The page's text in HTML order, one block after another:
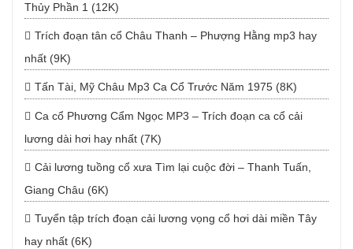
Thủy Phần 1 (12K)
Trích đoạn tân cổ Châu Thanh – Phượng Hằng mp3 hay
nhất (9K)
Tấn Tài, Mỹ Châu Mp3 Ca Cổ Trước Năm 1975 (8K)
Ca cổ Phương Cẩm Ngọc MP3 – Trích đoạn ca cổ cải
lương dài hơi hay nhất (7K)
Cải lương tuồng cổ xưa Tìm lại cuộc đời – Thanh Tuấn,
Giang Châu (6K)
Tuyển tập trích đoạn cải lương vọng cổ hơi dài miền Tây
hay nhất (6K)